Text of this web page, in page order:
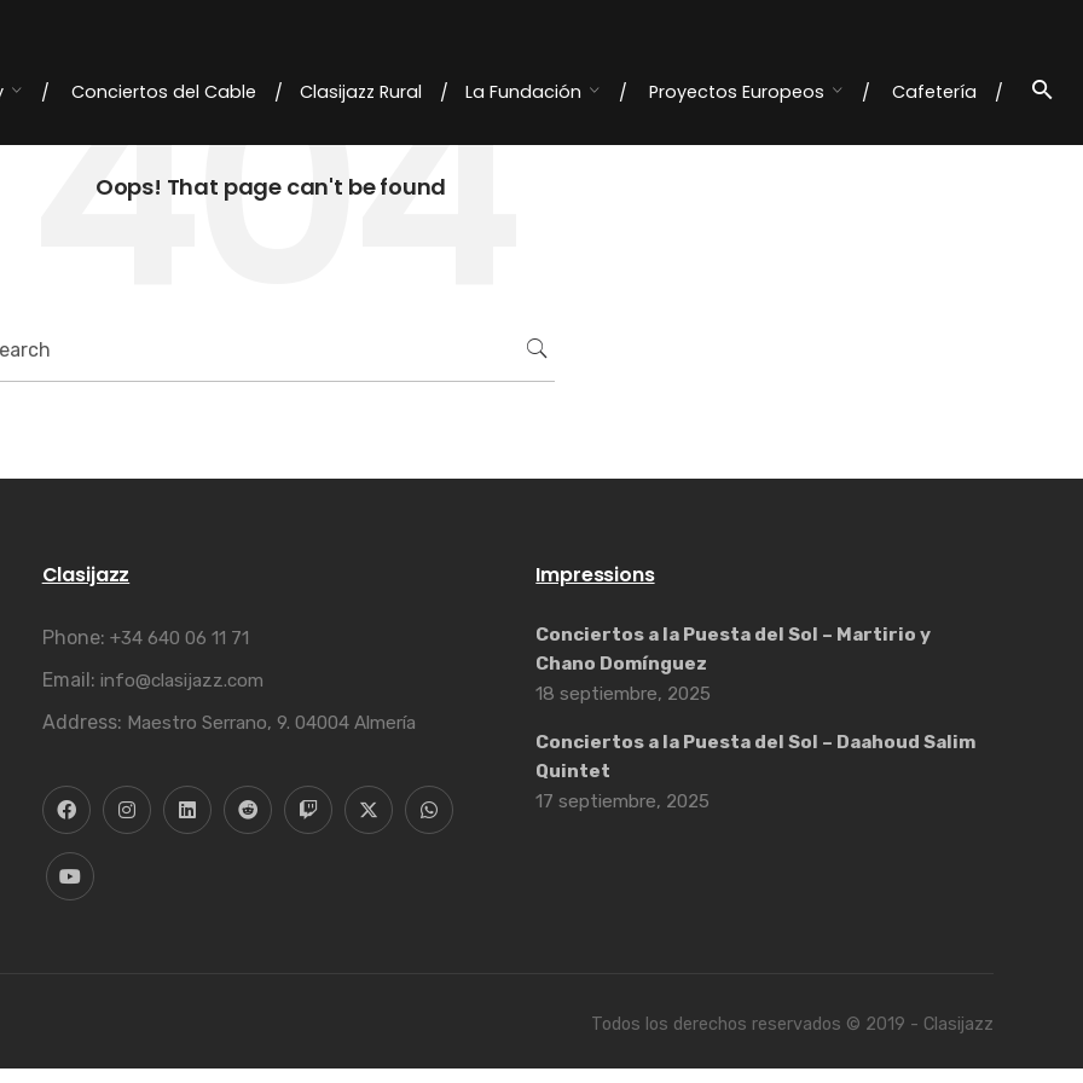
Conciertos del Cable Clasijazz Rural La Fundación Proyectos Europeos
Cafetería
404
Oops! That page can't be found
Clasijazz
Phone: +34 640 06 11 71
Email: info@clasijazz.com
Address: Maestro Serrano, 9. 04004 Almería
Impressions
Conciertos a la Puesta del Sol – Martirio y
Chano Domínguez
18 septiembre, 2025
Conciertos a la Puesta del Sol – Daahoud Salim
Quintet
17 septiembre, 2025
Todos los derechos reservados © 2019 - Clasijazz